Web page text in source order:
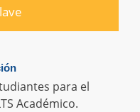
para el
Académico.